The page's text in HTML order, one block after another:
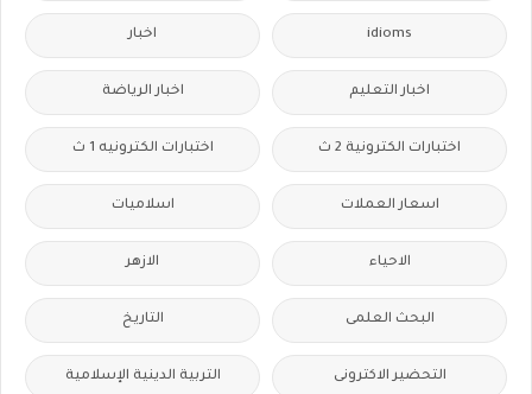
idioms اخبار
اخبار التعليم اخبار الرياضة
اختبارات الكترونية 2 ث اختبارات الكترونيه 1 ث
اسعار العملات اسلاميات
الاحياء الازهر
البحث العلمى التاريخ
التحضير الاكترونى التربية الدينية الإسلامية